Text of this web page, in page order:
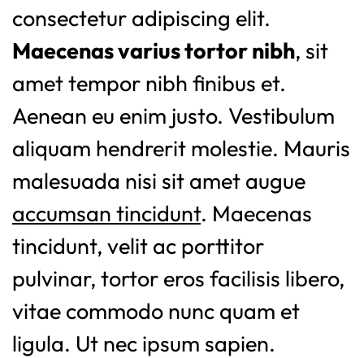
consectetur adipiscing elit.
Maecenas varius tortor nibh, sit
amet tempor nibh finibus et.
Aenean eu enim justo. Vestibulum
aliquam hendrerit molestie. Mauris
malesuada nisi sit amet augue
accumsan tincidunt. Maecenas
tincidunt, velit ac porttitor
pulvinar, tortor eros facilisis libero,
vitae commodo nunc quam et
ligula. Ut nec ipsum sapien.